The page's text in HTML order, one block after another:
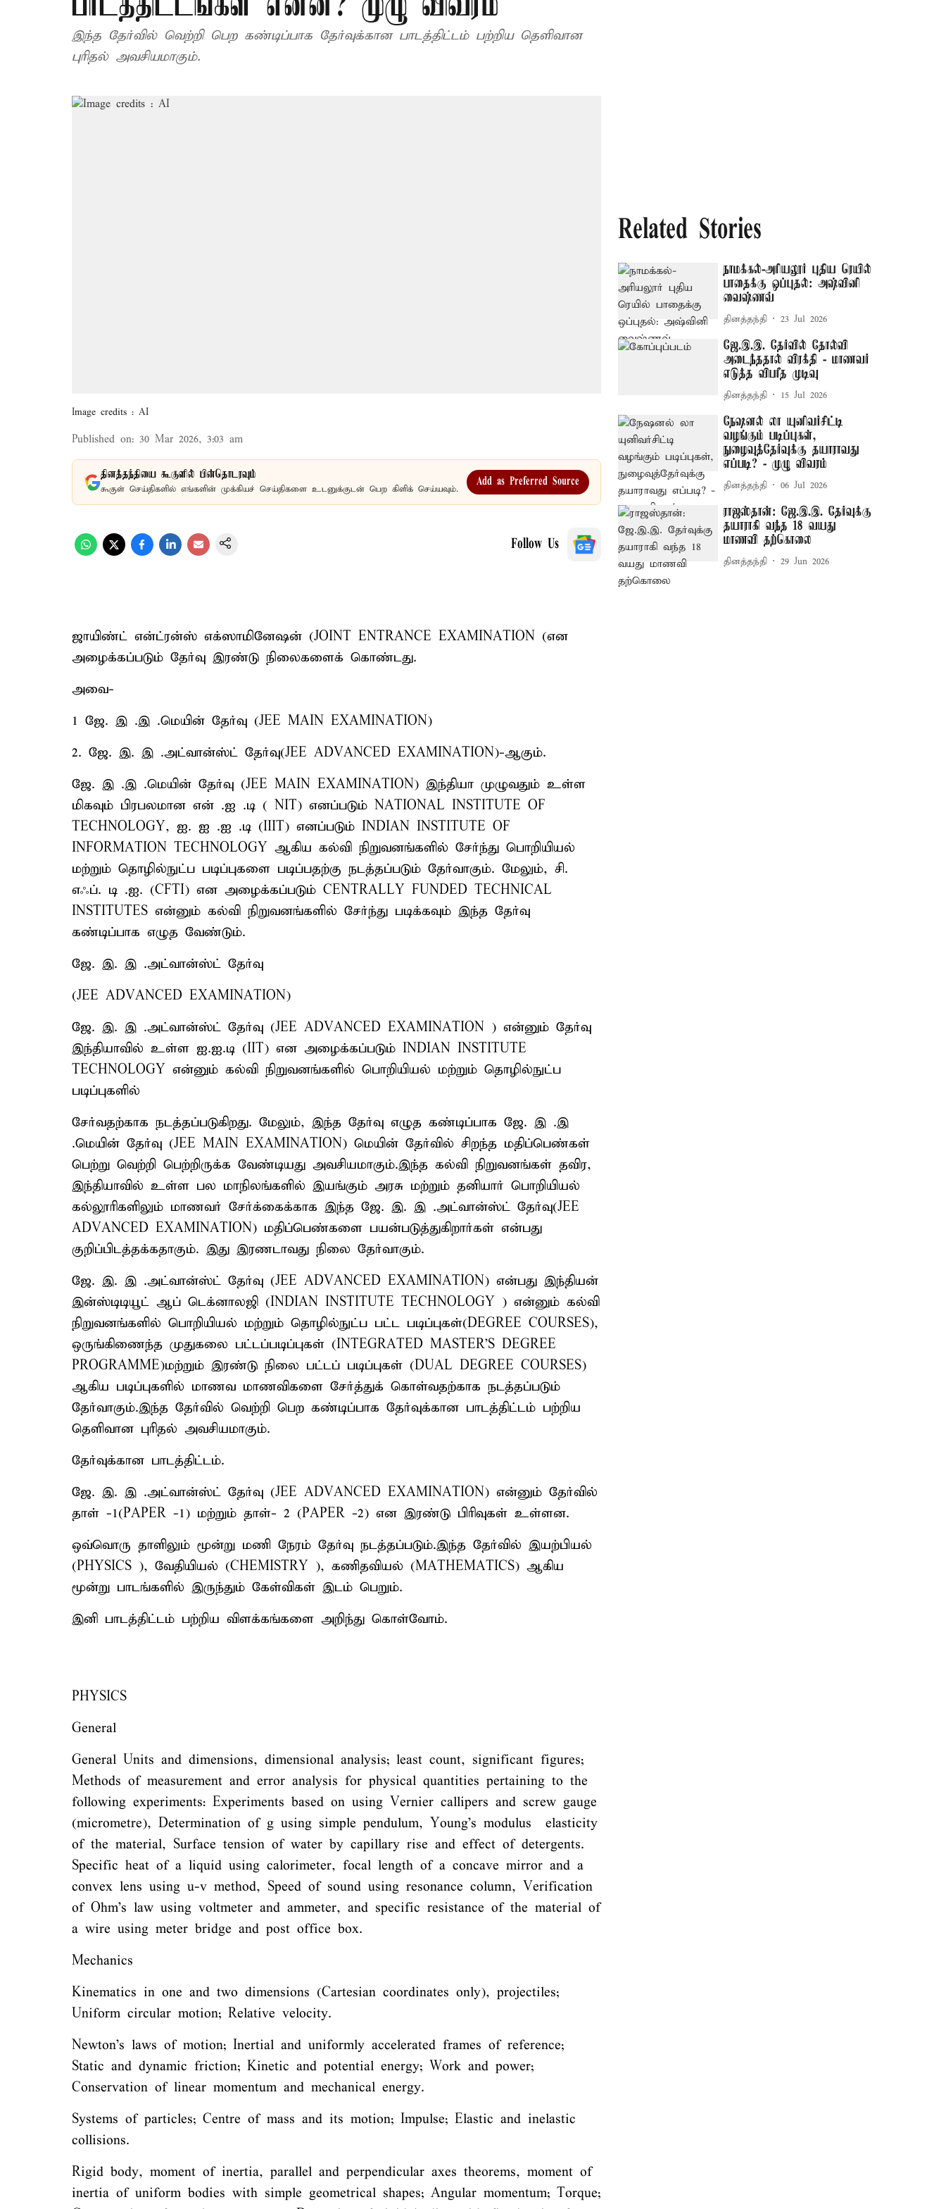
இந்த தேர்வில் வெற்றி பெற கண்டிப்பாக தேர்வுக்கான பாடத்திட்டம் பற்றிய தெளிவான
புரிதல் அவசியமாகும்.
Image credits : AI
Published on: 30 Mar 2026, 3:03 am
தினத்தந்தியை கூகுளில் பின்தொடரவும்
கூகுள் செய்திகளில் எங்களின் முக்கியச் செய்திகளை உடனுக்குடன் பெற கிளிக் செய்யவும்.
Add as Preferred Source
Follow Us
ஜாயிண்ட் என்ட்ரன்ஸ் எக்ஸாமினேஷன் (JOINT ENTRANCE EXAMINATION (என
அழைக்கப்படும் தேர்வு இரண்டு நிலைகளைக் கொண்டது.
அவை-
1 ஜே. இ .இ .மெயின் தேர்வு (JEE MAIN EXAMINATION)
2. ஜே. இ. இ .அட்வான்ஸ்ட் தேர்வு(JEE ADVANCED EXAMINATION)-ஆகும்.
ஜே. இ .இ .மெயின் தேர்வு (JEE MAIN EXAMINATION) இந்தியா முழுவதும் உள்ள
மிகவும் பிரபலமான என் .ஐ .டி ( NIT) எனப்படும் NATIONAL INSTITUTE OF
TECHNOLOGY, ஐ. ஐ .ஐ .டி (IIIT) எனப்படும் INDIAN INSTITUTE OF
INFORMATION TECHNOLOGY ஆகிய கல்வி நிறுவனங்களில் சேர்ந்து பொறியியல்
மற்றும் தொழில்நுட்ப படிப்புகளை படிப்பதற்கு நடத்தப்படும் தேர்வாகும். மேலும், சி.
எஃப். டி .ஐ. (CFTI) என அழைக்கப்படும் CENTRALLY FUNDED TECHNICAL
INSTITUTES என்னும் கல்வி நிறுவனங்களில் சேர்ந்து படிக்கவும் இந்த தேர்வு
கண்டிப்பாக எழுத வேண்டும்.
ஜே. இ. இ .அட்வான்ஸ்ட் தேர்வு
(JEE ADVANCED EXAMINATION)
ஜே. இ. இ .அட்வான்ஸ்ட் தேர்வு (JEE ADVANCED EXAMINATION ) என்னும் தேர்வு
இந்தியாவில் உள்ள ஐ.ஐ.டி (IIT) என அழைக்கப்படும் INDIAN INSTITUTE
TECHNOLOGY என்னும் கல்வி நிறுவனங்களில் பொறியியல் மற்றும் தொழில்நுட்ப
படிப்புகளில்
சேர்வதற்காக நடத்தப்படுகிறது. மேலும், இந்த தேர்வு எழுத கண்டிப்பாக ஜே. இ .இ
.மெயின் தேர்வு (JEE MAIN EXAMINATION) மெயின் தேர்வில் சிறந்த மதிப்பெண்கள்
பெற்று வெற்றி பெற்றிருக்க வேண்டியது அவசியமாகும்.இந்த கல்வி நிறுவனங்கள் தவிர,
இந்தியாவில் உள்ள பல மாநிலங்களில் இயங்கும் அரசு மற்றும் தனியார் பொறியியல்
கல்லூரிகளிலும் மாணவர் சேர்க்கைக்காக இந்த ஜே. இ. இ .அட்வான்ஸ்ட் தேர்வு(JEE
ADVANCED EXAMINATION) மதிப்பெண்களை பயன்படுத்துகிறார்கள் என்பது
குறிப்பிடத்தக்கதாகும். இது இரணடாவது நிலை தேர்வாகும்.
ஜே. இ. இ .அட்வான்ஸ்ட் தேர்வு (JEE ADVANCED EXAMINATION) என்பது இந்தியன்
இன்ஸ்டிடியூட் ஆப் டெக்னாலஜி (INDIAN INSTITUTE TECHNOLOGY ) என்னும் கல்வி
நிறுவனங்களில் பொறியியல் மற்றும் தொழில்நுட்ப பட்ட படிப்புகள்(DEGREE COURSES),
ஒருங்கிணைந்த முதுகலை பட்டப்படிப்புகள் (INTEGRATED MASTER'S DEGREE
PROGRAMME)மற்றும் இரண்டு நிலை பட்டப் படிப்புகள் (DUAL DEGREE COURSES)
ஆகிய படிப்புகளில் மாணவ மாணவிகளை சேர்த்துக் கொள்வதற்காக நடத்தப்படும்
தேர்வாகும்.இந்த தேர்வில் வெற்றி பெற கண்டிப்பாக தேர்வுக்கான பாடத்திட்டம் பற்றிய
தெளிவான புரிதல் அவசியமாகும்.
தேர்வுக்கான பாடத்திட்டம்.
ஜே. இ. இ .அட்வான்ஸ்ட் தேர்வு (JEE ADVANCED EXAMINATION) என்னும் தேர்வில்
தாள் -1(PAPER -1) மற்றும் தாள்- 2 (PAPER -2) என இரண்டு பிரிவுகள் உள்ளன.
ஒவ்வொரு தாளிலும் மூன்று மணி நேரம் தேர்வு நடத்தப்படும்.இந்த தேர்வில் இயற்பியல்
(PHYSICS ), வேதியியல் (CHEMISTRY ), கணிதவியல் (MATHEMATICS) ஆகிய
மூன்று பாடங்களில் இருந்தும் கேள்விகள் இடம் பெறும்.
இனி பாடத்திட்டம் பற்றிய விளக்கங்களை அறிந்து கொள்வோம்.
PHYSICS
General
General Units and dimensions, dimensional analysis; least count, significant figures;
Methods of measurement and error analysis for physical quantities pertaining to the
following experiments: Experiments based on using Vernier callipers and screw gauge
(micrometre), Determination of g using simple pendulum, Young’s modulus – elasticity
of the material, Surface tension of water by capillary rise and effect of detergents.
Specific heat of a liquid using calorimeter, focal length of a concave mirror and a
convex lens using u-v method, Speed of sound using resonance column, Verification
of Ohm’s law using voltmeter and ammeter, and specific resistance of the material of
a wire using meter bridge and post office box.
Mechanics
Kinematics in one and two dimensions (Cartesian coordinates only), projectiles;
Uniform circular motion; Relative velocity.
Newton’s laws of motion; Inertial and uniformly accelerated frames of reference;
Static and dynamic friction; Kinetic and potential energy; Work and power;
Conservation of linear momentum and mechanical energy.
Systems of particles; Centre of mass and its motion; Impulse; Elastic and inelastic
collisions.
Rigid body, moment of inertia, parallel and perpendicular axes theorems, moment of
inertia of uniform bodies with simple geometrical shapes; Angular momentum; Torque;
Related Stories
நாமக்கல்-அரியலூர் புதிய ரெயில்
பாதைக்கு ஒப்புதல்: அஷ்வினி
வைஷ்ணவ்
தினத்தந்தி 23 Jul 2026
ஜே.இ.இ. தேர்வில் தோல்வி
அடைந்ததால் விரக்தி - மாணவர்
எடுத்த விபரீத முடிவு
தினத்தந்தி 15 Jul 2026
நேஷனல் லா யுனிவர்சிட்டி
வழங்கும் படிப்புகள்,
நுழைவுத்தேர்வுக்கு தயாராவது
எப்படி? - முழு விவரம்
தினத்தந்தி 06 Jul 2026
ராஜஸ்தான்: ஜே.இ.இ. தேர்வுக்கு
தயாராகி வந்த 18 வயது
மாணவி தற்கொலை
தினத்தந்தி 29 Jun 2026